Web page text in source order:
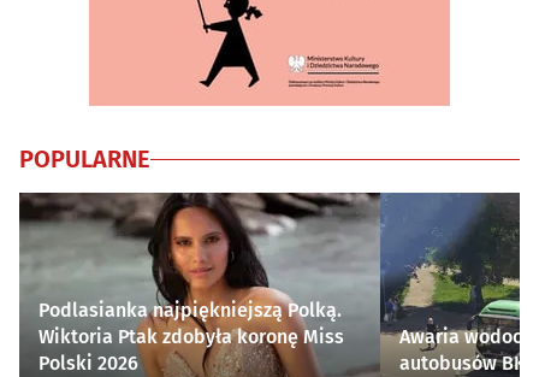
POPULARNE
Podlasianka najpiękniejszą Polką.
Wiktoria Ptak zdobyła koronę Miss
Polski 2026
Awaria
autobusów